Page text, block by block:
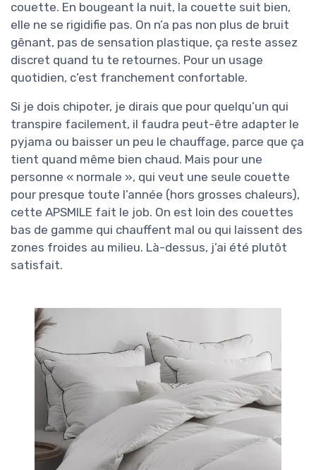
couette. En bougeant la nuit, la couette suit bien,
elle ne se rigidifie pas. On n’a pas non plus de bruit
gênant, pas de sensation plastique, ça reste assez
discret quand tu te retournes. Pour un usage
quotidien, c’est franchement confortable.
Si je dois chipoter, je dirais que pour quelqu’un qui
transpire facilement, il faudra peut-être adapter le
pyjama ou baisser un peu le chauffage, parce que ça
tient quand même bien chaud. Mais pour une
personne « normale », qui veut une seule couette
pour presque toute l’année (hors grosses chaleurs),
cette APSMILE fait le job. On est loin des couettes
bas de gamme qui chauffent mal ou qui laissent des
zones froides au milieu. Là-dessus, j’ai été plutôt
satisfait.